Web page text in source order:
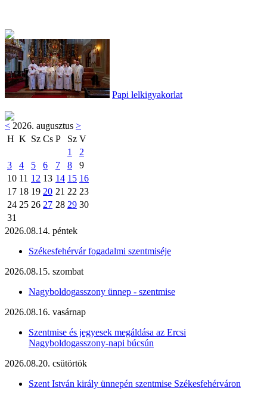
Papi lelkigyakorlat
< 2026. augusztus >
H K Sz Cs P Sz V
1
2
3
4 5 6 7 8
9
10 11 12 13 14 15 16
17 18 19 20 21 22 23
24 25 26 27 28 29 30
31
2026.08.14. péntek
Székesfehérvár fogadalmi szentmiséje
2026.08.15. szombat
Nagyboldogasszony ünnep - szentmise
2026.08.16. vasárnap
Szentmise és jegyesek megáldása az Ercsi
Nagyboldogasszony-napi búcsún
2026.08.20. csütörtök
Szent István király ünnepén szentmise Székesfehérváron